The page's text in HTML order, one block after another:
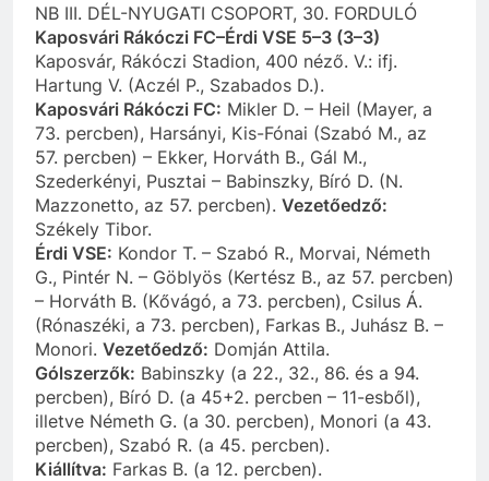
NB III. DÉL-NYUGATI CSOPORT, 30. FORDULÓ
Kaposvári Rákóczi FC–Érdi VSE 5–3 (3–3)
Kaposvár, Rákóczi Stadion, 400 néző. V.: ifj.
Hartung V. (Aczél P., Szabados D.).
Kaposvári Rákóczi FC: Mikler D. – Heil (Mayer, a
73. percben), Harsányi, Kis-Fónai (Szabó M., az
57. percben) – Ekker, Horváth B., Gál M.,
Szederkényi, Pusztai – Babinszky, Bíró D. (N.
Mazzonetto, az 57. percben). Vezetőedző:
Székely Tibor.
Érdi VSE: Kondor T. – Szabó R., Morvai, Németh
G., Pintér N. – Göblyös (Kertész B., az 57. percben)
– Horváth B. (Kővágó, a 73. percben), Csilus Á.
(Rónaszéki, a 73. percben), Farkas B., Juhász B. –
Monori. Vezetőedző: Domján Attila.
Gólszerzők: Babinszky (a 22., 32., 86. és a 94.
percben), Bíró D. (a 45+2. percben – 11-esből),
illetve Németh G. (a 30. percben), Monori (a 43.
percben), Szabó R. (a 45. percben).
Kiállítva: Farkas B. (a 12. percben).